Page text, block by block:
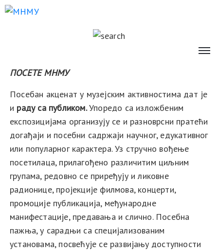
ПОСЕТЕ МНМУ
Посебан акценат у музејским активностима дат је
и раду са публиком.Упоредо са изложбеним
експозицијама организују се и разноврсни пратећи
догађаји и посебни садржаји научног, едукативног
или популарног карактера. Уз стручно вођење
посетилаца, прилагођено различитим циљним
групама, редовно се приређују иликовне
радионице, пројекције филмова, концерти,
промоције публикација, међународне
манифестације, предавања и слично. Посебна
пажња, у сарадњи са специјализованим
установама, посвећује се развијању доступности